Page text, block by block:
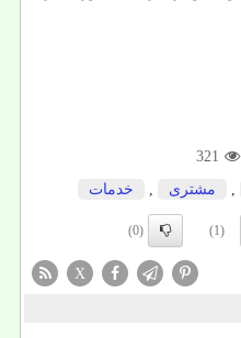
321
, مشتری , خدمات
(1)
(0)
X